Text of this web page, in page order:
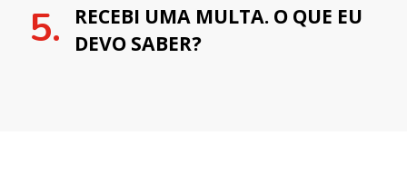
RECEBI UMA MULTA. O QUE EU
DEVO SABER?